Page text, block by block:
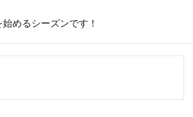
めるシーズンです！